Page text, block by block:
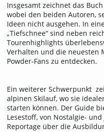
Insgesamt zeichnet das
wobei den beiden Autoren,
Ideen nicht ausgehen. In
„Tiefschnee“ sind neben
Tourenhighlights
Verhalten und die neuesten
Powder-Fans zu entdecken.
Ein weiterer Schwerpunkt
alpinen Skilauf, wo sie
starten können. Der Guide
Lesestoff, von Nostalgie-
Reportage über die